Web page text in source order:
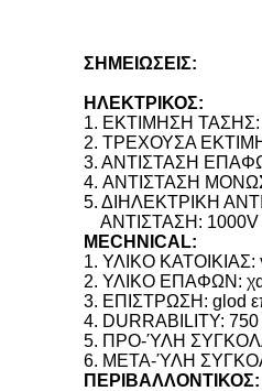
ΣΗΜΕΙΩΣΕΙΣ:
ΗΛΕΚΤΡΙΚΟΣ:
1. ΕΚΤΙΜΗΣΗ ΤΑΣΗΣ:
2. ΤΡΕΧΟΥΣΑ
3. ΑΝΤΙΣΤΑΣΗ
4. ΑΝΤΙΣΤΑΣΗ
5. ΔΙΗΛΕΚΤΡΙΚΗ
ΑΝΤΙΣΤΑΣΗ: 1000V
MECHNICAL:
1. ΥΛΙΚΟ ΚΑΤΟΙΚΙΑΣ:
2. ΥΛΙΚΟ ΕΠΑΦΩΝ:
3. ΕΠΙΣΤΡΩΣΗ: glod
4. DURRABILITY: 750
5. ΠΡΟ-ΎΛΗ
6. ΜΕΤΑ-ΎΛΗ
ΠΕΡΙΒΑΛΛΟΝΤΙΚΟΣ: